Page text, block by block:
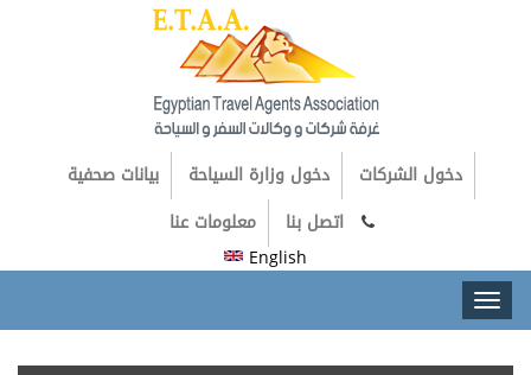
بيانات صحفية دخول وزارة السياحة
دخول الشركات
معلومات عنا
اتصل بنا
English
Toggle